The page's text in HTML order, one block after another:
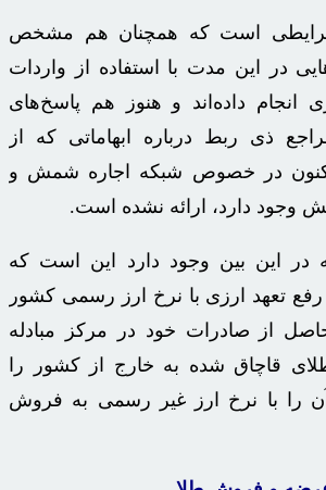
است که همچنان هم مشخص
در این مدت با استفاده از واردات
انجام داده‌اند و هنوز هم پاسخ‌های
ذی ربط درباره ابهاماتی که از
در خصوص شبکه اجاره شمش و
دارد، ارائه نشده است.
در این بین وجود دارد این است که
رفع تعهد ارزی با نرخ ارز رسمی کشور
از صادرات خود در مرکز مبادله
قاچاق شده به خارج از کشور را
آن را با نرخ ارز غیر رسمی به فروش